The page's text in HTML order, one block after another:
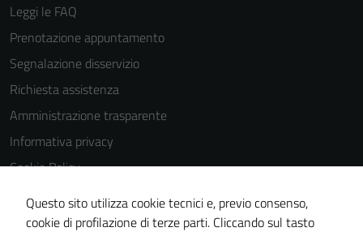
Leggi le FAQ
Prenotazione appuntamento
Segnalazione disservizio
Richiesta assistenza
Amministrazione trasparente
Informativa privacy
Cookie Policy
Note legali
Dichiarazione di accessibilità
Questo sito utilizza cookie tecnici e, previo consenso,
cookie di profilazione di terze parti. Cliccando sul tasto